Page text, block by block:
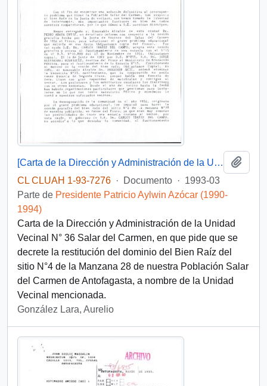
[Carta de la Dirección y Administración de la Unidad Vecinal N° 36 Salar del Carmen]
CL CLUAH 1-93-7276 · Documento · 1993-03
Parte de Presidente Patricio Aylwin Azócar (1990-
1994)
Carta de la Dirección y Administración de la Unidad
Vecinal N° 36 Salar del Carmen, en que pide que se
decrete la restitución del dominio del Bien Raíz del
sitio N°4 de la Manzana 28 de nuestra Población Salar
del Carmen de Antofagasta, a nombre de la Unidad
Vecinal mencionada.
González Lara, Aurelio